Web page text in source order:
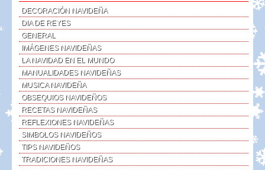
DECORACIÓN NAVIDEÑA
DIA DE REYES
GENERAL
IMÁGENES NAVIDEÑAS
LA NAVIDAD EN EL MUNDO
MANUALIDADES NAVIDEÑAS
MUSICA NAVIDEÑA
OBSEQUIOS NAVIDEÑOS
RECETAS NAVIDEÑAS
REFLEXIONES NAVIDEÑAS
SIMBOLOS NAVIDEÑOS
TIPS NAVIDEÑOS
TRADICIONES NAVIDEÑAS